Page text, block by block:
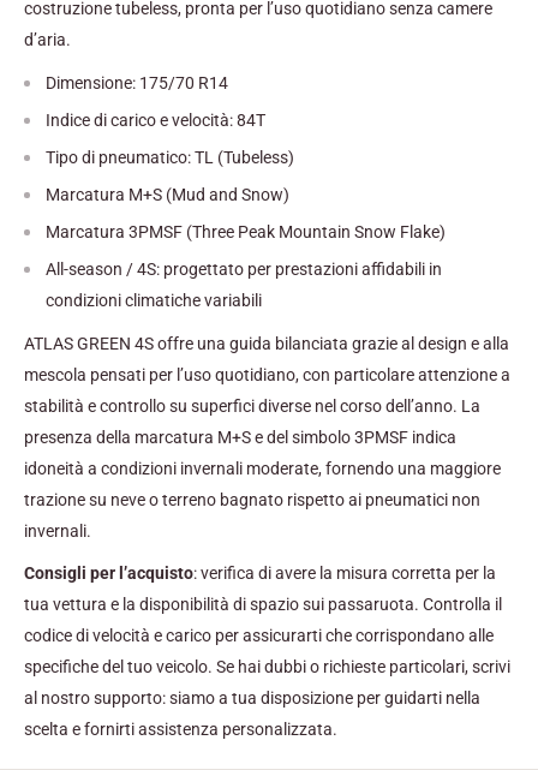
costruzione tubeless, pronta per l’uso quotidiano senza camere
d’aria.
Dimensione: 175/70 R14
Indice di carico e velocità: 84T
Tipo di pneumatico: TL (Tubeless)
Marcatura M+S (Mud and Snow)
Marcatura 3PMSF (Three Peak Mountain Snow Flake)
All-season / 4S: progettato per prestazioni affidabili in
condizioni climatiche variabili
ATLAS GREEN 4S offre una guida bilanciata grazie al design e alla
mescola pensati per l’uso quotidiano, con particolare attenzione a
stabilità e controllo su superfici diverse nel corso dell’anno. La
presenza della marcatura M+S e del simbolo 3PMSF indica
idoneità a condizioni invernali moderate, fornendo una maggiore
trazione su neve o terreno bagnato rispetto ai pneumatici non
invernali.
Consigli per l’acquisto: verifica di avere la misura corretta per la
tua vettura e la disponibilità di spazio sui passaruota. Controlla il
codice di velocità e carico per assicurarti che corrispondano alle
specifiche del tuo veicolo. Se hai dubbi o richieste particolari, scrivi
al nostro supporto: siamo a tua disposizione per guidarti nella
scelta e fornirti assistenza personalizzata.